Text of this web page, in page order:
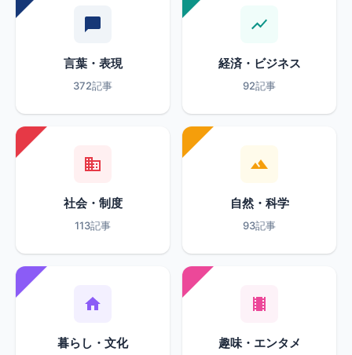
言葉・表現
372記事
経済・ビジネス
92記事
社会・制度
113記事
自然・科学
93記事
暮らし・文化 趣味・エンタメ